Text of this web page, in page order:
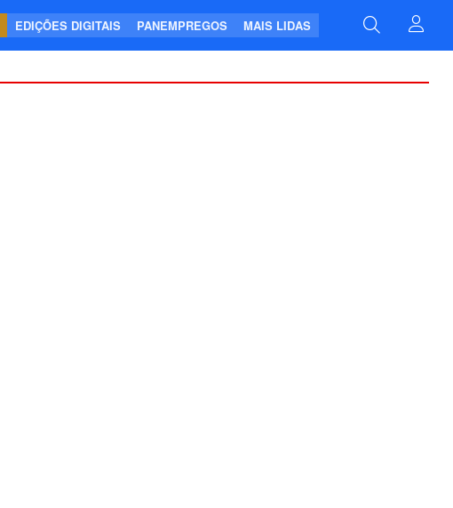
EDIÇÕES DIGITAIS PANEMPREGOS MAIS LIDAS